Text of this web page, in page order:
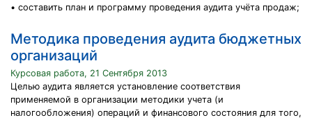
• составить план и программу проведения аудита учёта продаж;
Методика проведения аудита бюджетных
организаций
Курсовая работа, 21 Сентября 2013
Целью аудита является установление соответствия
применяемой в организации методики учета (и
налогообложения) операций и финансового состояния для того,